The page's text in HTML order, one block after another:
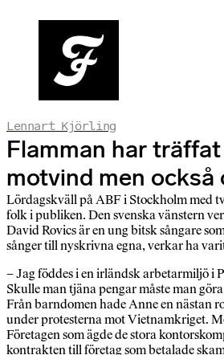
Lennart Kjörling
Flamman har
motvind men också
Lördagskväll på ABF i Stockholm med
folk i publiken. Den svenska vänstern
David Rovics är en ung bitsk sångare
sånger till nyskrivna egna, verkar ha
– Jag föddes i en irländsk arbetarmiljö i
Skulle man tjäna pengar måste man
Från barndomen hade Anne en nästan
under protesterna mot Vietnamkriget.
Företagen som ägde de stora
kontrakten till företag som betalade